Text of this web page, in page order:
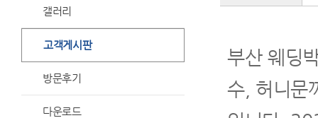
갤러리
고객게시판
방문후기
다운로드
부산 웨딩
수, 허니문